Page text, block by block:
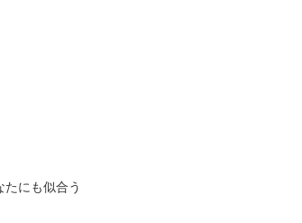
にも似合う